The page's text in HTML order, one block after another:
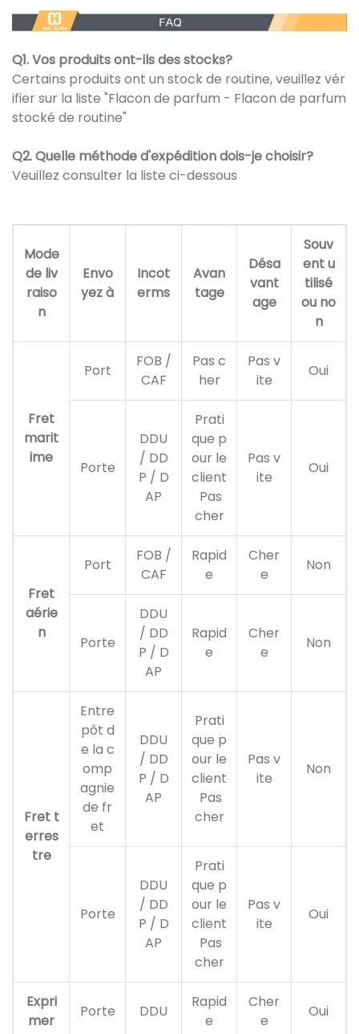
Q1. Vos produits ont-ils des stocks?
Certains produits ont un stock de routine, veuillez vér
ifier sur la liste "Flacon de parfum - Flacon de parfum
stocké de routine"
Q2. Quelle méthode d'expédition dois-je choisir?
Veuillez consulter la liste ci-dessous
Mode
de liv
raiso
n
Envo
yez à
Incot
erms
Avan
tage
Désa
vant
age
Souv
ent u
tilisé
ou no
n
Fret
marit
ime
Port
FOB /
CAF
Pas c
her
Pas v
ite
Oui
Porte
DDU
/ DD
P / D
AP
Prati
que p
our le
client
Pas
cher
Pas v
ite
Oui
Fret
aérie
n
Port
FOB /
CAF
Rapid
e
Cher
e
Non
Porte
DDU
/ DD
P / D
AP
Rapid
e
Cher
e
Non
Fret t
erres
tre
Entre
pôt d
e la c
omp
agnie
de fr
et
DDU
/ DD
P / D
AP
Prati
que p
our le
client
Pas
cher
Pas v
ite
Non
Porte
DDU
/ DD
P / D
AP
Prati
que p
our le
client
Pas
cher
Pas v
ite
Oui
Expri
mer
Porte DDU
Rapid
e
Cher
e
Oui